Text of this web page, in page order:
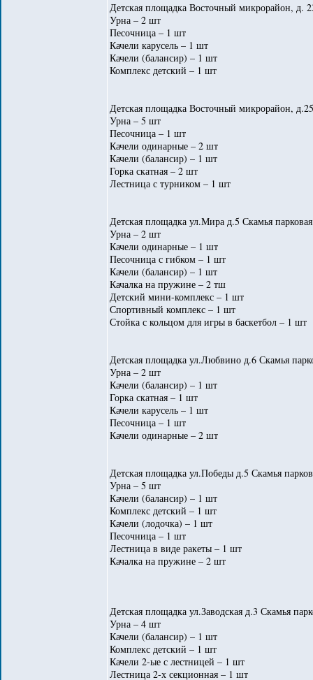
Детская площадка Восточный микрорайон, д.
Урна – 2 шт
Песочница – 1 шт
Качели карусель – 1 шт
Качели (балансир) – 1 шт
Комплекс детский – 1 шт
Детская площадка Восточный микрорайон,
Урна – 5 шт
Песочница – 1 шт
Качели одинарные – 2 шт
Качели (балансир) – 1 шт
Горка скатная – 2 шт
Лестница с турником – 1 шт
Детская площадка ул.Мира д.5 Скамья
Урна – 2 шт
Качели одинарные – 1 шт
Песочница с гибком – 1 шт
Качели (балансир) – 1 шт
Качалка на пружине – 2 тш
Детский мини-комплекс – 1 шт
Спортивный комплекс – 1 шт
Стойка с кольцом для игры в баскетбол – 1 шт
Детская площадка ул.Любвино д.6 Скамья
Урна – 2 шт
Качели (балансир) – 1 шт
Горка скатная – 1 шт
Качели карусель – 1 шт
Песочница – 1 шт
Качели одинарные – 2 шт
Детская площадка ул.Победы д.5 Скамья
Урна – 5 шт
Качели (балансир) – 1 шт
Комплекс детский – 1 шт
Качели (лодочка) – 1 шт
Песочница – 1 шт
Лестница в виде ракеты – 1 шт
Качалка на пружине – 2 шт
Детская площадка ул.Заводская д.3 Скамья
Урна – 4 шт
Качели (балансир) – 1 шт
Комплекс детский – 1 шт
Качели 2-ые с лестницей – 1 шт
Лестница 2-х секционная – 1 шт